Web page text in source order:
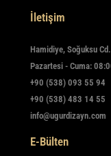
İletişim
Hamidiye, Soğuksu
Pazartesi - Cuma:
+90 (538) 093 55 94
+90 (538) 483 14 55
info@ugurdizayn.com
E-Bülten